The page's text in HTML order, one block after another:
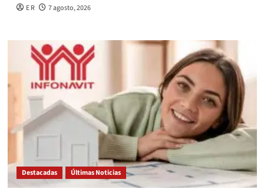
E R 7 agosto, 2026
Destacadas Últimas Noticias